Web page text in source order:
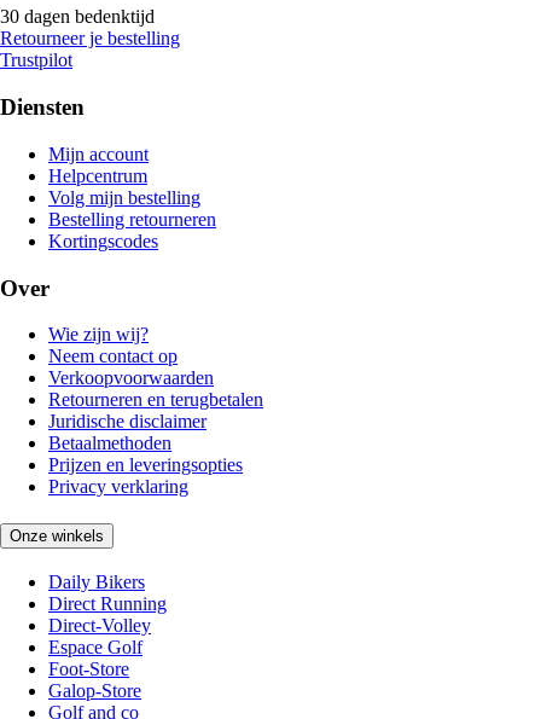
30 dagen bedenktijd
Retourneer je bestelling
Trustpilot
Diensten
Mijn account
Helpcentrum
Volg mijn bestelling
Bestelling retourneren
Kortingscodes
Over
Wie zijn wij?
Neem contact op
Verkoopvoorwaarden
Retourneren en terugbetalen
Juridische disclaimer
Betaalmethoden
Prijzen en leveringsopties
Privacy verklaring
Onze winkels
Daily Bikers
Direct Running
Direct-Volley
Espace Golf
Foot-Store
Galop-Store
Golf and co